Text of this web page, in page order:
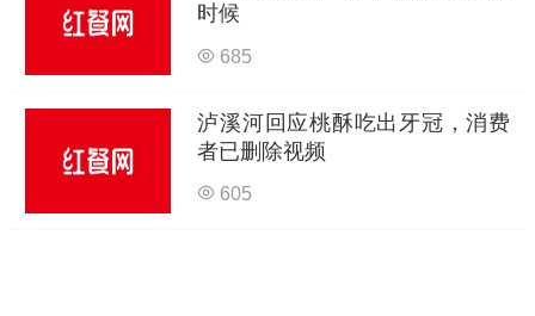
时候
685
泸溪河回应桃酥吃出牙冠，消费
者已删除视频
605